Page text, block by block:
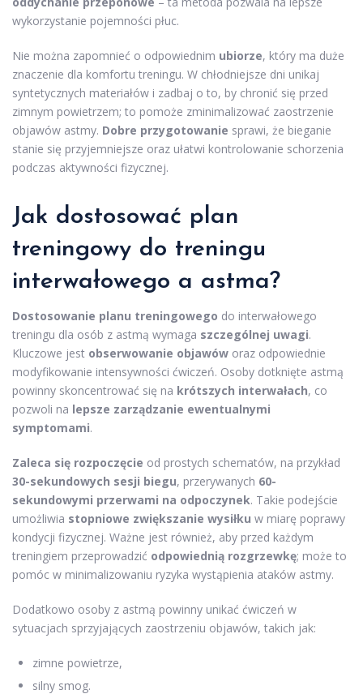
wykorzystanie pojemności płuc.
Nie można zapomnieć o odpowiednim ubiorze, który ma duże
znaczenie dla komfortu treningu. W chłodniejsze dni unikaj
syntetycznych materiałów i zadbaj o to, by chronić się przed
zimnym powietrzem; to pomoże zminimalizować zaostrzenie
objawów astmy. Dobre przygotowanie sprawi, że bieganie
stanie się przyjemniejsze oraz ułatwi kontrolowanie schorzenia
podczas aktywności fizycznej.
Jak dostosować plan
treningowy do treningu
interwałowego a astma?
Dostosowanie planu treningowego do interwałowego
treningu dla osób z astmą wymaga szczególnej uwagi.
Kluczowe jest obserwowanie objawów oraz odpowiednie
modyfikowanie intensywności ćwiczeń. Osoby dotknięte astmą
powinny skoncentrować się na krótszych interwałach, co
pozwoli na lepsze zarządzanie ewentualnymi
symptomami.
Zaleca się rozpoczęcie od prostych schematów, na przykład
30-sekundowych sesji biegu, przerywanych 60-
sekundowymi przerwami na odpoczynek. Takie podejście
umożliwia stopniowe zwiększanie wysiłku w miarę poprawy
kondycji fizycznej. Ważne jest również, aby przed każdym
treningiem przeprowadzić odpowiednią rozgrzewkę; może to
pomóc w minimalizowaniu ryzyka wystąpienia ataków astmy.
Dodatkowo osoby z astmą powinny unikać ćwiczeń w
sytuacjach sprzyjających zaostrzeniu objawów, takich jak:
zimne powietrze,
silny smog.